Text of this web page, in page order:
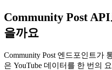
Community Post
을까요
Community Post 엔드포인트가
은 YouTube 데이터를 한 번의